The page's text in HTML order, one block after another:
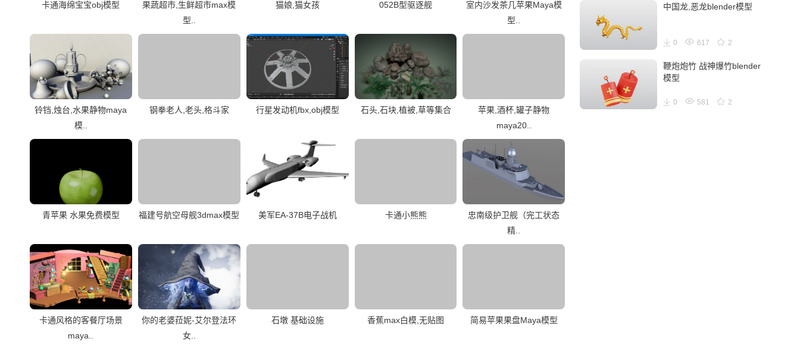
卡通海绵宝宝obj模型
果蔬超市,生鲜超市max模
型..
猫娘,猫女孩 052B型驱逐舰
室内沙发茶几苹果Maya模
型..
铃铛,烛台,水果静物maya
模..
钢拳老人,老头,格斗家 行星发动机fbx,obj模型 石头,石块,植被,草等集合
苹果,酒杯,罐子静物
maya20..
青苹果 水果免费模型 福建号航空母舰3dmax模型 美军EA-37B电子战机 卡通小熊熊
忠南级护卫舰（完工状态
精..
卡通风格的客餐厅场景
maya..
你的老婆菈妮-艾尔登法环
女..
石墩 基础设施 香蕉max白模,无贴图 简易苹果果盘Maya模型
中国龙,恶龙blender模型
0 617 2
鞭炮炮竹 战神爆竹blender
模型
0 581 2